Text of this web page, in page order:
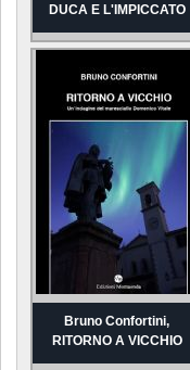
DUCA E L'IMPICCATO
Bruno Confortini,
RITORNO A VICCHIO